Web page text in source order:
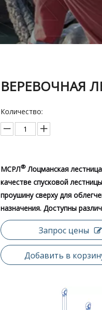
ВЕРЕВОЧНАЯ
Количество:
МСРЛ® Лоцманская
качестве спусковой
проушину сверху для
назначения. Доступны
Запрос цены
Добавить в